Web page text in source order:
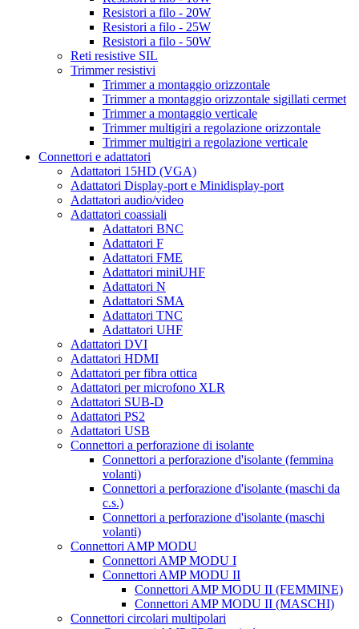
Resistori a filo - 20W
Resistori a filo - 25W
Resistori a filo - 50W
Reti resistive SIL
Trimmer resistivi
Trimmer a montaggio orizzontale
Trimmer a montaggio orizzontale sigillati cermet
Trimmer a montaggio verticale
Trimmer multigiri a regolazione orizzontale
Trimmer multigiri a regolazione verticale
Connettori e adattatori
Adattatori 15HD (VGA)
Adattatori Display-port e Minidisplay-port
Adattatori audio/video
Adattatori coassiali
Adattatori BNC
Adattatori F
Adattatori FME
Adattatori miniUHF
Adattatori N
Adattatori SMA
Adattatori TNC
Adattatori UHF
Adattatori DVI
Adattatori HDMI
Adattatori per fibra ottica
Adattatori per microfono XLR
Adattatori SUB-D
Adattatori PS2
Adattatori USB
Connettori a perforazione di isolante
Connettori a perforazione d'isolante (femmina
volanti)
Connettori a perforazione d'isolante (maschi da
c.s.)
Connettori a perforazione d'isolante (maschi
volanti)
Connettori AMP MODU
Connettori AMP MODU I
Connettori AMP MODU II
Connettori AMP MODU II (FEMMINE)
Connettori AMP MODU II (MASCHI)
Connettori circolari multipolari